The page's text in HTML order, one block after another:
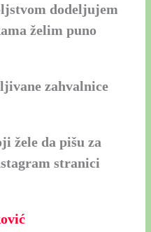
dodeljujem
želim puno
zahvalnice
žele da pišu za
stranici